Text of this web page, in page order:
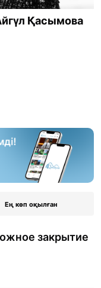
Қасымова
Ең көп оқылған
закрытие